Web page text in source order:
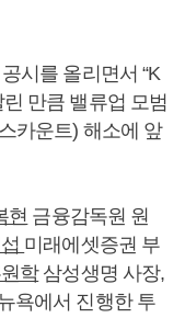
시를 올리면서 “K
만큼 밸류업 모범
카운트) 해소에 앞
현 금융감독원 원
미래에셋증권 부
학삼성생명 사장,
욕에서 진행한 투